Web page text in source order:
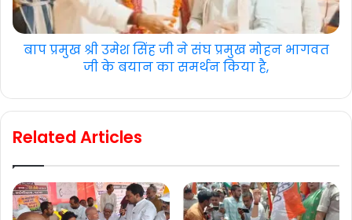
बाप प्रमुख श्री उमेश सिंह जी ने संघ प्रमुख मोहन भागवत
जी के बयान का समर्थन किया है,
Related Articles